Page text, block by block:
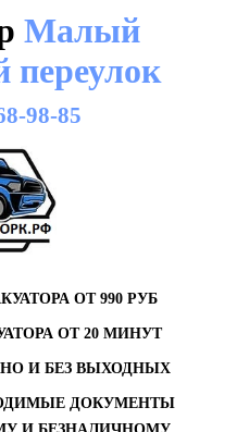
Малый
98-85
ОТ 990 РУБ
ОТ 20 МИНУТ
И БЕЗ ВЫХОДНЫХ
ДОКУМЕНТЫ